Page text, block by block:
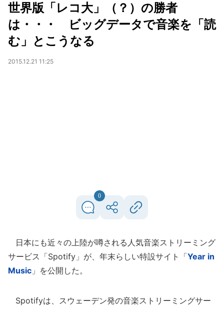
世界版「レコ大」（？）の勝者
は・・・ ビッグデータで音楽を「読
む」とこうなる
2015.12.21 11:25
0
日本にも近々の上陸が噂される人気音楽ストリーミング
サービス「Spotify」が、年末らしい特設サイト「Year in
Music 」を公開した。
Spotifyは、スウェーデン発の音楽ストリーミングサー